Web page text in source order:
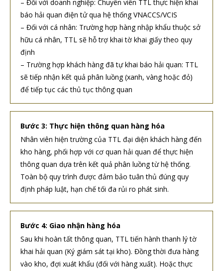
– Đối với doanh nghiệp: Chuyên viên TTL thực hiện khai
báo hải quan điện tử qua hệ thống VNACCS/VCIS
– Đối với cá nhân: Trường hợp hàng nhập khẩu thuộc sở
hữu cá nhân, TTL sẽ hỗ trợ khai tờ khai giấy theo quy
định
– Trường hợp khách hàng đã tự khai báo hải quan: TTL
sẽ tiếp nhận kết quả phân luồng (xanh, vàng hoặc đỏ)
để tiếp tục các thủ tục thông quan
Bước 3: Thực hiện thông quan hàng hóa
Nhân viên hiện trường của TTL đại diện khách hàng đến
kho hàng, phối hợp với cơ quan hải quan để thực hiện
thông quan dựa trên kết quả phân luồng từ hệ thống.
Toàn bộ quy trình được đảm bảo tuân thủ đúng quy
định pháp luật, hạn chế tối đa rủi ro phát sinh.
Bước 4: Giao nhận hàng hóa
Sau khi hoàn tất thông quan, TTL tiến hành thanh lý tờ
khai hải quan (Ký giám sát tại kho). Đồng thời đưa hàng
vào kho, đợi xuát khẩu (đối với hàng xuất). Hoặc thực